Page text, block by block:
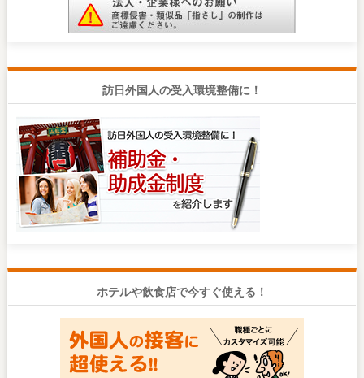
訪日外国人の受入環境整備に！
ホテルや飲食店で今すぐ使える！